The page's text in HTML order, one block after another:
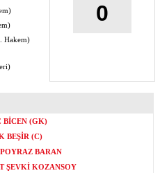
Hakem)
0
BİCEN (GK)
BEŞİR (C)
BARAN
ŞEVKİ KOZANSOY